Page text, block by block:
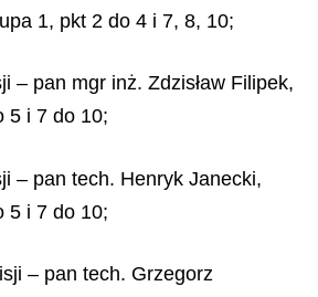
1, pkt 2 do 4 i 7, 8, 10;
– pan mgr inż. Zdzisław Filipek,
5 i 7 do 10;
– pan tech. Henryk Janecki,
5 i 7 do 10;
– pan tech. Grzegorz